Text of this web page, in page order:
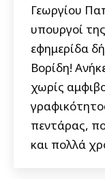
Γεωργίου
υπουργοί
εφημερίδα
Βορίδη!
χωρίς
πεντάρας,
και πολλά